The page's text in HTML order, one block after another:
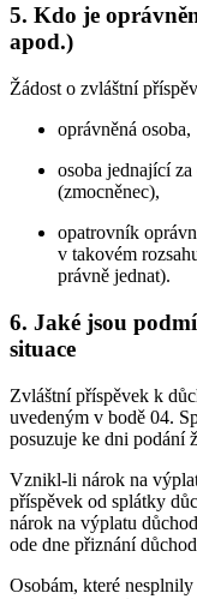
5. Kdo je
apod.)
Žádost o zvláštní
oprávněná osoba,
osoba jednající
(zmocněnec),
opatrovník
v takovém
právně jednat).
6. Jaké jsou
situace
Zvláštní příspěvek k
uvedeným v bodě 04.
posuzuje ke dni podání
Vznikl-li nárok na
příspěvek od splátky
nárok na výplatu
ode dne přiznání
Osobám, které